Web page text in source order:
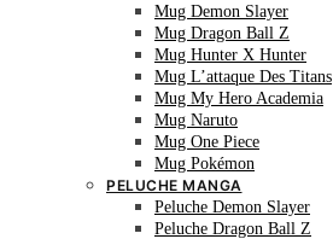
Mug Demon Slayer
Mug Dragon Ball Z
Mug Hunter X Hunter
Mug L’attaque Des Titans
Mug My Hero Academia
Mug Naruto
Mug One Piece
Mug Pokémon
PELUCHE MANGA
Peluche Demon Slayer
Peluche Dragon Ball Z